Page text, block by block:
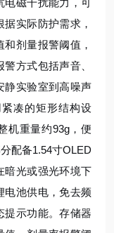
磁干扰能力，可
实际防护需求，
剂量报警阈值，
方式包括声音、
静实验室到高噪声
凑的矩形结构设
机重量约93g，便
配备1.54寸OLED
暗光或强光环境下
电池供电，免去频
提示功能。存储器